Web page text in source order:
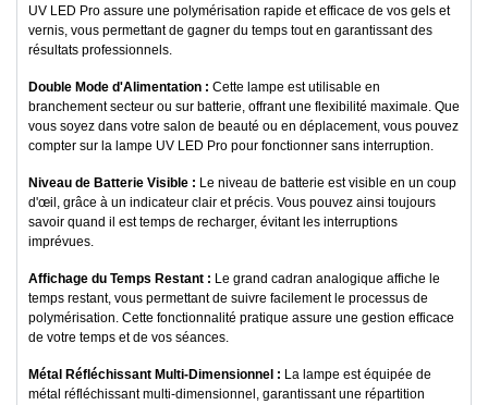
UV LED Pro assure une polymérisation rapide et efficace de vos gels et
vernis, vous permettant de gagner du temps tout en garantissant des
résultats professionnels.
Double Mode d'Alimentation : Cette lampe est utilisable en
branchement secteur ou sur batterie, offrant une flexibilité maximale. Que
vous soyez dans votre salon de beauté ou en déplacement, vous pouvez
compter sur la lampe UV LED Pro pour fonctionner sans interruption.
Niveau de Batterie Visible : Le niveau de batterie est visible en un coup
d'œil, grâce à un indicateur clair et précis. Vous pouvez ainsi toujours
savoir quand il est temps de recharger, évitant les interruptions
imprévues.
Affichage du Temps Restant : Le grand cadran analogique affiche le
temps restant, vous permettant de suivre facilement le processus de
polymérisation. Cette fonctionnalité pratique assure une gestion efficace
de votre temps et de vos séances.
Métal Réfléchissant Multi-Dimensionnel : La lampe est équipée de
métal réfléchissant multi-dimensionnel, garantissant une répartition